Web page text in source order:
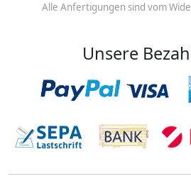
Alle Anfertigungen sind vom
Unsere